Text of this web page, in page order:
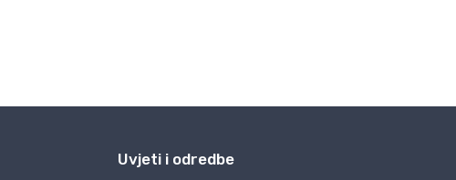
Uvjeti i odredbe